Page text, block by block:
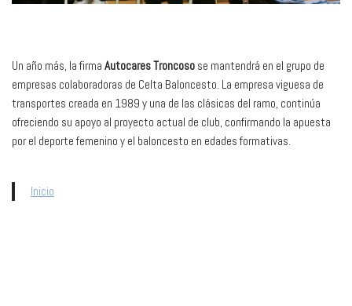
Un año más, la firma Autocares Troncoso se mantendrá en el grupo de
empresas colaboradoras de Celta Baloncesto. La empresa viguesa de
transportes creada en 1989 y una de las clásicas del ramo, continúa
ofreciendo su apoyo al proyecto actual de club, confirmando la apuesta
por el deporte femenino y el baloncesto en edades formativas.
Inicio